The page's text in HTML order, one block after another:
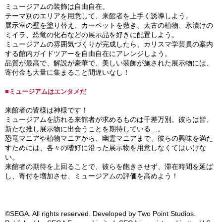
ミュージアムの装飾は自由自在。
テーマ別のエリアを用意して、来館者を上手く誘導しよう。
展示室の壁を塗り替え、カーペットを敷き、太古の植物、氷漬けの
ミイラ、恐竜の化石などの展示品を好きに配置しよう。
ミュージアムの雰囲気づくりが完成したら、カリスマ学芸員の案内
する館内ガイドツアーを自由自在にアレンジしよう。
品質が最高で、解説が豪華で、美しい装飾が施された展示物には、
寄付金も大量に集まること間違いなし！
■ミュージアムはエンタメだ
来館者の皆様は神様です！
ミュージアムを訪れる来館者が求めるものは千差万別。彼らは皆、
新たな推し展示物に出会うことを期待している…。
恐竜マニアや植物マニアから、幽霊マニアまで、彼らの興味を満た
すためには、各々の嗜好に沿った展示物を用意しなくてはいけな
い。
来館者の期待を上回ることで、彼らを飽きさせず、滞在時間を延ば
し、寄付を増加させ、ミュージアムの評価を高めよう！
©SEGA. All rights reserved. Developed by Two Point Studios.